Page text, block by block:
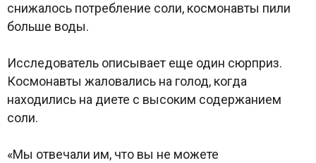
снижалось потребление соли, космонавты пили
больше воды.
Исследователь описывает еще один сюрприз.
Космонавты жаловались на голод, когда
находились на диете с высоким содержанием
соли.
«Мы отвечали им, что вы не можете